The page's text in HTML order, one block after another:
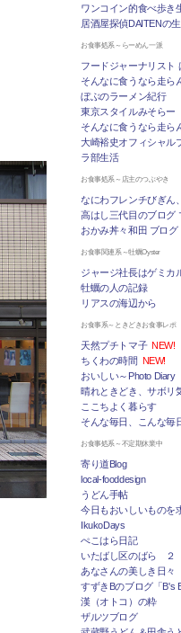
ワンコイン的食べ歩き
居酒屋探偵DAITENの
お食事処系～らーめん一派
フードジャーナリスト
そんなに食うなら走ら
ぼぶのラーメン紀行
東京スタイルみそらー
そんなに食うなら走ら
大崎裕史オフィシャル
ラ部生活
お食事処系～店主のつぶやき
なにわフレンチびぎん
高はし三代目のブログ
おかみ丼々和田 ブログ
お食事関連系～牡蠣Oyster
ジャージ社長はゲミカ
牡蠣の人の記録
リアスの海辺から
お食事系～ときどきお食事レポ
天然プチトマ子 NEW!
ちくわの時間 NEW!
おいしい～Photo Diary
晴れときどき、サボリ
ここちよく暮らす
そんな毎日、こんな毎
お食事処系～不定期休業中
寄り道Blog
local-fooddesign
うどん手帖
今日もおいしいものを
IkukoDays
ぺこはら日記
いたばし区のばら ２
あなさんの美しき日々
すずきBのブログ「B's
漢（オトコ）の粋
ザルツブログ